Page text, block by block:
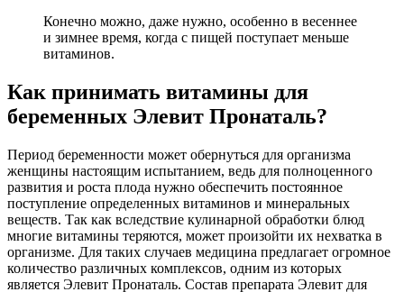
Конечно можно, даже нужно, особенно в весеннее
и зимнее время, когда с пищей поступает меньше
витаминов.
Как принимать витамины для
беременных Элевит Пронаталь?
Период беременности может обернуться для организма
женщины настоящим испытанием, ведь для полноценного
развития и роста плода нужно обеспечить постоянное
поступление определенных витаминов и минеральных
веществ. Так как вследствие кулинарной обработки блюд
многие витамины теряются, может произойти их нехватка в
организме. Для таких случаев медицина предлагает огромное
количество различных комплексов, одним из которых
является Элевит Пронаталь. Состав препарата Элевит для